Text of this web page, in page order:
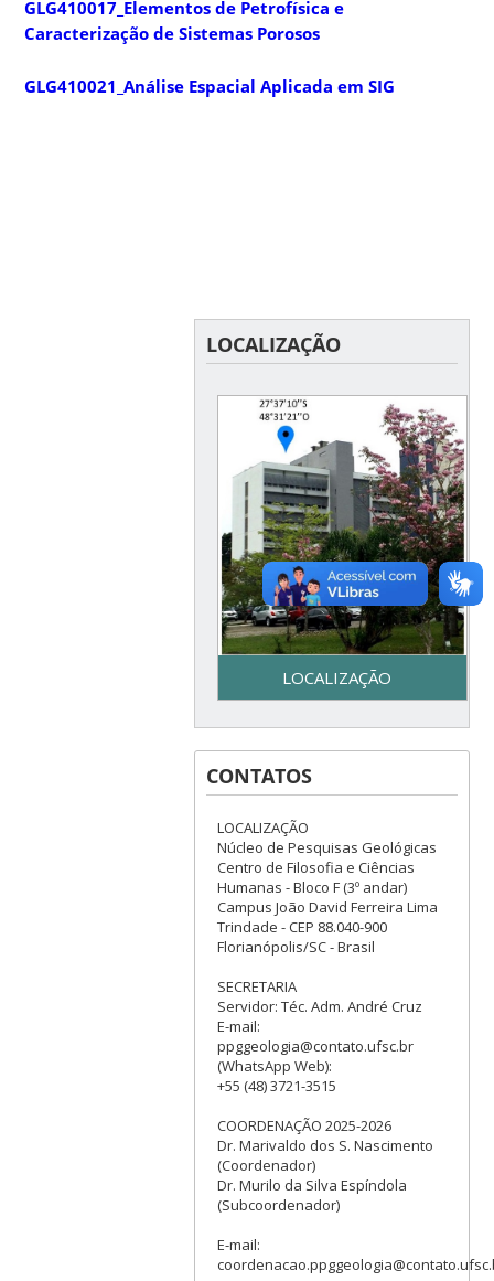
GLG410017_Elementos de Petrofísica e
Caracterização de Sistemas Porosos
GLG410021_Análise Espacial Aplicada em SIG
LOCALIZAÇÃO
LOCALIZAÇÃO
Secretaria do Programa de
Pós-Graduação em Geologia
– UFSC - Centro de Filosofia e
Ciências Humanas - Bloco F –
3º piso - Campus Reitor João
David Ferreira Lima - Trindade
– Florianópolis, SC
CONTATOS
LOCALIZAÇÃO
Núcleo de Pesquisas Geológicas
Centro de Filosofia e Ciências
Humanas - Bloco F (3º andar)
Campus João David Ferreira Lima
Trindade - CEP 88.040-900
Florianópolis/SC - Brasil
SECRETARIA
Servidor: Téc. Adm. André Cruz
E-mail:
ppggeologia@contato.ufsc.br
(WhatsApp Web):
+55 (48) 3721-3515
COORDENAÇÃO 2025-2026
Dr. Marivaldo dos S. Nascimento
(Coordenador)
Dr. Murilo da Silva Espíndola
(Subcoordenador)
E-mail: